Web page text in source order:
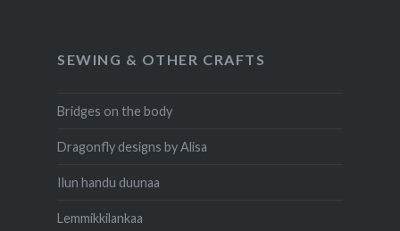
SEWING & OTHER CRAFTS
Bridges on the body
Dragonfly designs by Alisa
Ilun handu duunaa
Lemmikkilankaa